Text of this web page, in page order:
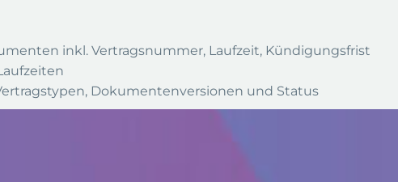
inkl. Vertragsnummer, Laufzeit, Kündigungsfrist
Dokumentenversionen und Status